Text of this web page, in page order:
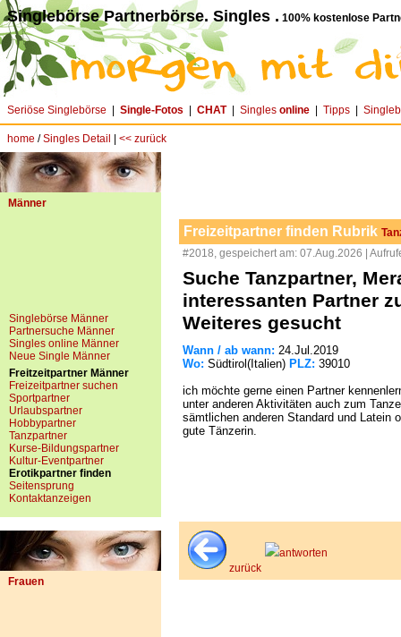
Singlebörse Partnerbörse. Singles . 100% kostenlose
Seriöse Singlebörse Single-Fotos CHAT| Singles online Tipps
home /Singles Detail << zurück
Männer
Singlebörse Männer
Partnersuche Männer
Singles online Männer
Neue Single Männer
Freitzeitpartner Männer
Freizeitpartner suchen
Sportpartner
Urlaubspartner
Hobbypartner
Tanzpartner
Kurse-Bildungspartner
Kultur-Eventpartner
Erotikpartner finden
Seitensprung
Kontaktanzeigen
Frauen
Freizeitpartner finden Rubrik
#2018, gespeichert am: 07.Aug.2026 |
Suche Tanzpartner,
interessanten Partner
Weiteres gesucht
Wann / ab wann: 24.Jul.2019
Wo: Südtirol(Italien) PLZ: 39010
ich möchte gerne einen Partner
unter anderen Aktivitäten auch zum
sämtlichen anderen Standard und Latein
gute Tänzerin.
zurück
antworten